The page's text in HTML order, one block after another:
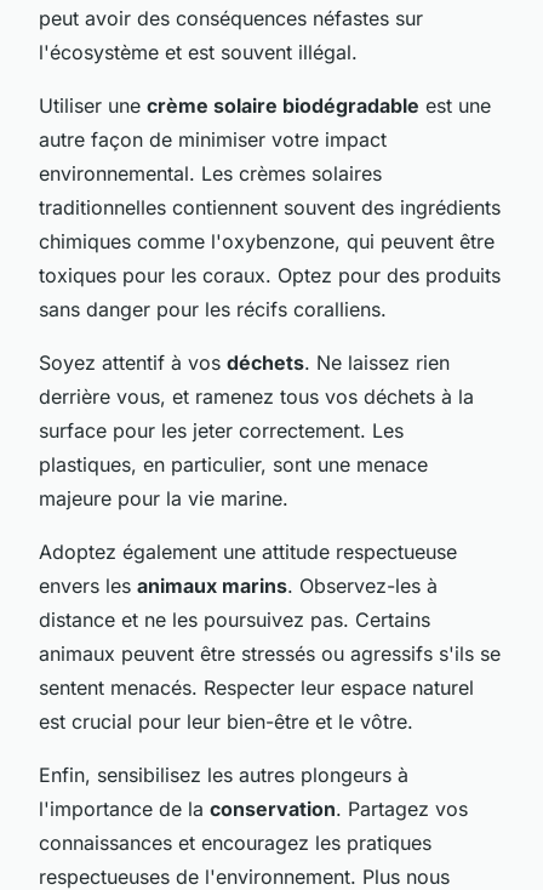
peut avoir des conséquences néfastes sur
l'écosystème et est souvent illégal.
Utiliser une crème solaire biodégradable est une
autre façon de minimiser votre impact
environnemental. Les crèmes solaires
traditionnelles contiennent souvent des ingrédients
chimiques comme l'oxybenzone, qui peuvent être
toxiques pour les coraux. Optez pour des produits
sans danger pour les récifs coralliens.
Soyez attentif à vos déchets. Ne laissez rien
derrière vous, et ramenez tous vos déchets à la
surface pour les jeter correctement. Les
plastiques, en particulier, sont une menace
majeure pour la vie marine.
Adoptez également une attitude respectueuse
envers les animaux marins. Observez-les à
distance et ne les poursuivez pas. Certains
animaux peuvent être stressés ou agressifs s'ils se
sentent menacés. Respecter leur espace naturel
est crucial pour leur bien-être et le vôtre.
Enfin, sensibilisez les autres plongeurs à
l'importance de la conservation. Partagez vos
connaissances et encouragez les pratiques
respectueuses de l'environnement. Plus nous